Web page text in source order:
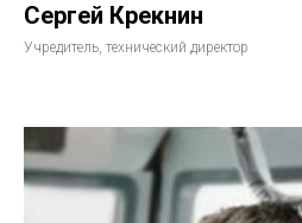
Сергей Крекнин
Учредитель, технический директор